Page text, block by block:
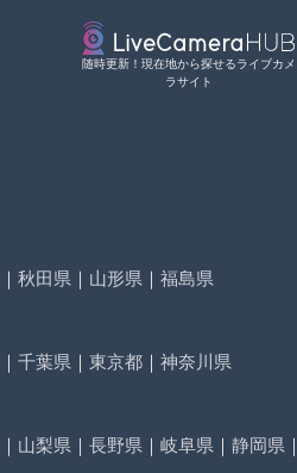
随時更新！現在地から探せるライブカメ
ラサイト
｜ 秋田県 ｜ 山形県 ｜ 福島県
｜ 千葉県 ｜ 東京都 ｜ 神奈川県
｜ 山梨県 ｜ 長野県 ｜ 岐阜県 ｜ 静岡県 ｜